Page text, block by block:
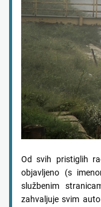
Od svih pristiglih
objavljeno (s
službenim
zahvaljuje svim